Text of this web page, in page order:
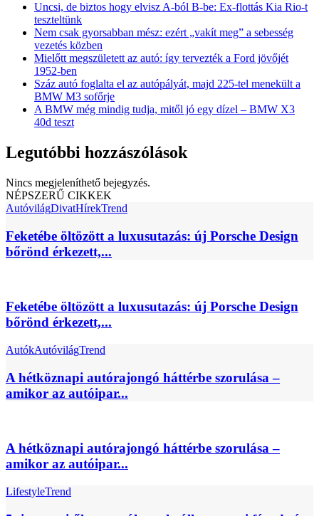
Uncsi, de biztos hogy elvisz A-ból B-be: Ex-flottás Kia Rio-t
teszteltünk
Nem csak gyorsabban mész: ezért „vakít meg” a sebesség
vezetés közben
Mielőtt megszületett az autó: így tervezték a Ford jövőjét
1952-ben
Száz autó foglalta el az autópályát, majd 225-tel menekült a
BMW M3 sofőrje
A BMW még mindig tudja, mitől jó egy dízel – BMW X3
40d teszt
Legutóbbi hozzászólások
Nincs megjeleníthető bejegyzés.
NÉPSZERŰ CIKKEK
AutóvilágDivatHírekTrend
Feketébe öltözött a luxusutazás: új Porsche Design
bőrönd érkezett,...
Feketébe öltözött a luxusutazás: új Porsche Design
bőrönd érkezett,...
AutókAutóvilágTrend
A hétköznapi autórajongó háttérbe szorulása –
amikor az autóipar...
A hétköznapi autórajongó háttérbe szorulása –
amikor az autóipar...
LifestyleTrend